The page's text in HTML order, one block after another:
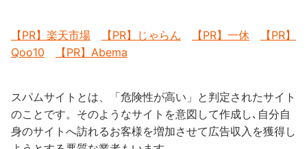
【PR】楽天市場 【PR】じゃらん 【PR】一休
【PR】
Qoo10
【PR】Abema
スパムサイトとは、「危険性が高い」と判定されたサイト
のことです。そのようなサイトを意図して作成し､自分自
身のサイトへ訪れるお客様を増加させて広告収入を獲得し